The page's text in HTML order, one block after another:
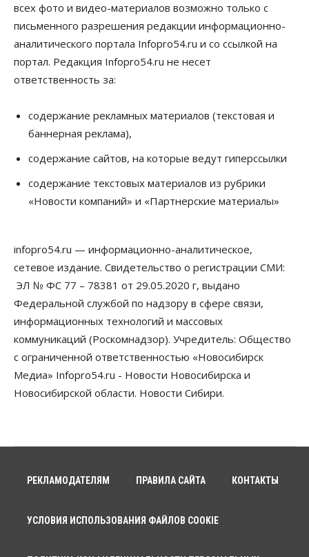
Власть
Школы, библиотеки, пешеходные тротуары:
депутаты Госдумы контролируют работы на
социальных объектах
07 Августа 2026, 12:35
на выходных
07 Августа 2026, 12:00
Общество
повысить свою пенсию
07 Августа 2026, 11:30
школах Новосибирской области введут
инициативное бюджетирование
07 Августа 2026, 11:00
Общество Право&Порядок
В Новосибирске руководителя отдела полиции
заключили под стражу
07 Августа 2026, 10:15
Общество
Недели жары повлияли на урожай в
Новосибирской области, но режима ЧС не будет
07 Августа 2026, 09:00
По «Сибэлектротерму» выдали исполнительные
всех фото и видео-материалов возможно только с
письменного разрешения редакции информационно-
аналитического портала Infopro54.ru и со ссылкой на
портал. Редакция Infopro54.ru не несет
ответственность за:
содержание рекламных материалов (текстовая и
баннерная реклама),
содержание сайтов, на которые ведут гиперссылки
содержание текстовых материалов из рубрики
«Новости компаний» и «Партнерские материалы»
infopro54.ru — информационно-аналитическое,
сетевое издание. Свидетельство о регистрации СМИ:
ЭЛ № ФС 77 – 78381 от 29.05.2020 г, выдано
Федеральной службой по надзору в сфере связи,
информационных технологий и массовых
коммуникаций (Роскомнадзор). Учредитель: Общество
с ограниченной ответственностью «Новосибирск
Медиа» Infopro54.ru - Новости Новосибирска и
Новосибирской области. Новости Сибири.
РЕКЛАМОДАТЕЛЯМ ПРАВИЛА САЙТА КОНТАКТЫ
УСЛОВИЯ ИСПОЛЬЗОВАНИЯ ФАЙЛОВ COOKIE